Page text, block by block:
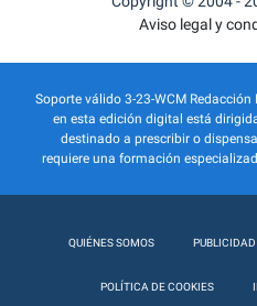
Aviso legal y
Soporte válido 3-23-WCM
en esta edición digital está
destinado a prescribir o
requiere una formación
QUIÉNES SOMOS PUBLICIDAD
POLÍTICA DE COOKIES